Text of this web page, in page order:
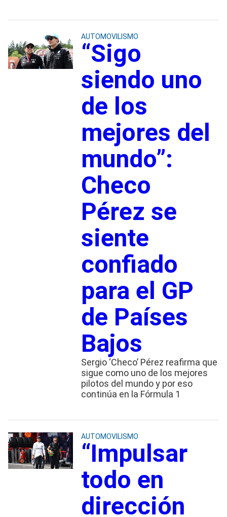
AUTOMOVILISMO
“Sigo
siendo uno
de los
mejores del
mundo”:
Checo
Pérez se
siente
confiado
para el GP
de Países
Bajos
Sergio ‘Checo’ Pérez reafirma que
sigue como uno de los mejores
pilotos del mundo y por eso
continúa en la Fórmula 1
AUTOMOVILISMO
“Impulsar
todo en
dirección